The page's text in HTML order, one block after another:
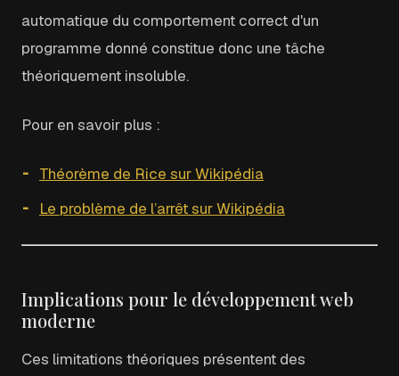
automatique du comportement correct d'un
programme donné constitue donc une tâche
théoriquement insoluble.
Pour en savoir plus :
Théorème de Rice sur Wikipédia
Le problème de l’arrêt sur Wikipédia
Implications pour le développement web
moderne
Ces limitations théoriques présentent des